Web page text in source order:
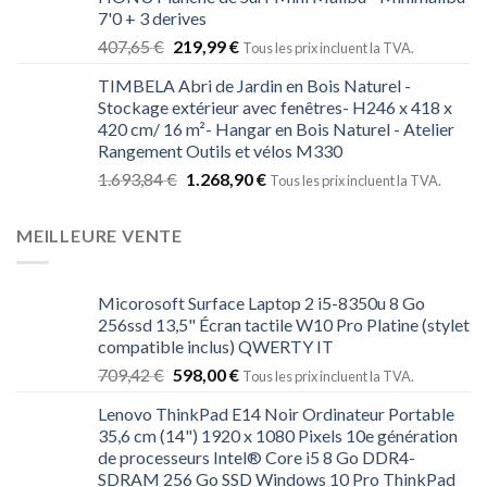
7'0 + 3 derives
407,65€ 219,99€ Tous les prix incluent la TVA.
TIMBELA Abri de Jardin en Bois Naturel -
Stockage extérieur avec fenêtres- H246 x 418 x
420 cm/ 16 m²- Hangar en Bois Naturel - Atelier
Rangement Outils et vélos M330
1.693,84€ 1.268,90€ Tous les prix incluent la TVA.
MEILLEURE VENTE
Micorosoft Surface Laptop 2 i5-8350u 8 Go
256ssd 13,5" Écran tactile W10 Pro Platine (stylet
compatible inclus) QWERTY IT
709,42€ 598,00€ Tous les prix incluent la TVA.
Lenovo ThinkPad E14 Noir Ordinateur Portable
35,6 cm (14") 1920 x 1080 Pixels 10e génération
de processeurs Intel® Core i5 8 Go DDR4-
SDRAM 256 Go SSD Windows 10 Pro ThinkPad